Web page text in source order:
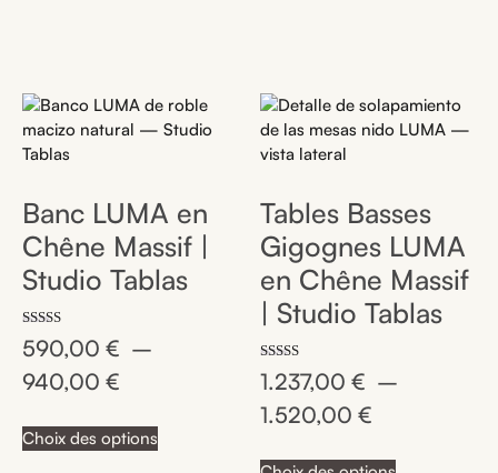
Banc LUMA en
Chêne Massif |
Studio Tablas
Note
5.00
590,00 € –
940,00 €
Choix des options
Tables Basses
Gigognes LUMA
en Chêne Massif
| Studio Tablas
Note
5.00
1.237,00 € –
1.520,00 €